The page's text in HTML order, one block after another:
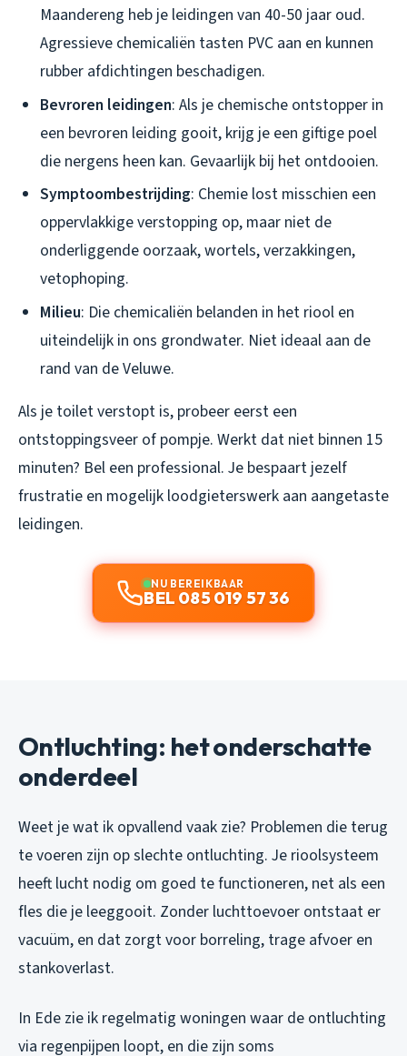
Maandereng heb je leidingen van 40-50 jaar oud.
Agressieve chemicaliën tasten PVC aan en kunnen
rubber afdichtingen beschadigen.
Bevroren leidingen: Als je chemische ontstopper in
een bevroren leiding gooit, krijg je een giftige poel
die nergens heen kan. Gevaarlijk bij het ontdooien.
Symptoombestrijding: Chemie lost misschien een
oppervlakkige verstopping op, maar niet de
onderliggende oorzaak, wortels, verzakkingen,
vetophoping.
Milieu: Die chemicaliën belanden in het riool en
uiteindelijk in ons grondwater. Niet ideaal aan de
rand van de Veluwe.
Als je toilet verstopt is, probeer eerst een
ontstoppingsveer of pompje. Werkt dat niet binnen 15
minuten? Bel een professional. Je bespaart jezelf
frustratie en mogelijk loodgieterswerk aan aangetaste
leidingen.
NU BEREIKBAAR
BEL 085 019 57 36
Ontluchting: het onderschatte
onderdeel
Weet je wat ik opvallend vaak zie? Problemen die terug
te voeren zijn op slechte ontluchting. Je rioolsysteem
heeft lucht nodig om goed te functioneren, net als een
fles die je leeggooit. Zonder luchttoevoer ontstaat er
vacuüm, en dat zorgt voor borreling, trage afvoer en
stankoverlast.
In Ede zie ik regelmatig woningen waar de ontluchting
via regenpijpen loopt, en die zijn soms